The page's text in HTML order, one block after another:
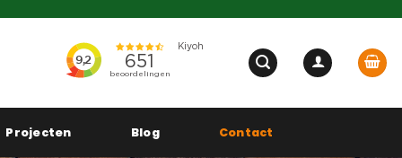
Projecten Blog Contact